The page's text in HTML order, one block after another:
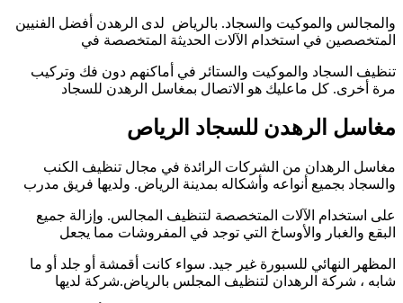
والمجالس والموكيت والسجاد. بالرياض لدى الرهدن أفضل الفنيين
المتخصصين في استخدام الآلات الحديثة المتخصصة في
تنظيف السجاد والموكيت والستائر في أماكنهم دون فك وتركيب
مرة أخرى. كل ماعليك هو الاتصال بمغاسل الرهدن للسجاد
مغاسل الرهدن للسجاد الرياص
مغاسل الرهدان من الشركات الرائدة في مجال تنظيف الكنب
والسجاد بجميع أنواعه وأشكاله بمدينة الرياض. ولديها فريق مدرب
على استخدام الآلات المتخصصة لتنظيف المجالس. وإزالة جميع
البقع والغبار والأوساخ التي توجد في المفروشات مما يجعل
المظهر النهائي للسبورة غير جيد. سواء كانت أقمشة أو جلد أو ما
شابه ، شركة الرهدان لتنظيف المجلس بالرياض.شركة لديها